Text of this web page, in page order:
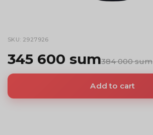
SKU: 2927926
345 600 sum384 000 sum
Add to cart